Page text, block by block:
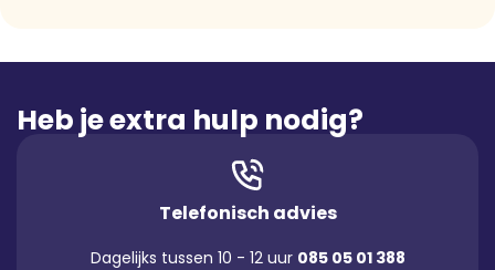
Heb je extra hulp nodig?
Telefonisch advies
Dagelijks tussen 10 - 12 uur 085 05 01 388